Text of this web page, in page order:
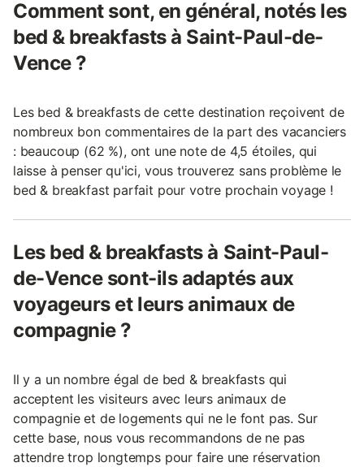
Comment sont, en général, notés les
bed & breakfasts à Saint-Paul-de-
Vence ?
Les bed & breakfasts de cette destination reçoivent de
nombreux bon commentaires de la part des vacanciers
: beaucoup (62 %), ont une note de 4,5 étoiles, qui
laisse à penser qu'ici, vous trouverez sans problème le
bed & breakfast parfait pour votre prochain voyage !
Les bed & breakfasts à Saint-Paul-
de-Vence sont-ils adaptés aux
voyageurs et leurs animaux de
compagnie ?
Il y a un nombre égal de bed & breakfasts qui
acceptent les visiteurs avec leurs animaux de
compagnie et de logements qui ne le font pas. Sur
cette base, nous vous recommandons de ne pas
attendre trop longtemps pour faire une réservation